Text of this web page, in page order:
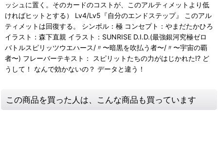
ッシュに置く。そのカードのコストが、このアルティメットより低
ければヒットとする） Lv4/Lv5『自分のエンドステップ』 このアル
ティメットは回復する。 シンボル：極 コンセプト：やまだたかひろ
イラスト：森下直親 イラスト：SUNRISE D.I.D.(最強銀河究極ゼロ
バトルスピリッツウエハース/〃〜暗黒を吹払う者〜/〃〜宇宙の覇
者〜) フレーバーテキスト： スピリットたちの力がはじかれた!? ど
うして！ なんで効かないの？ データと違う！
この商品を買った人は、こんな商品も買っています